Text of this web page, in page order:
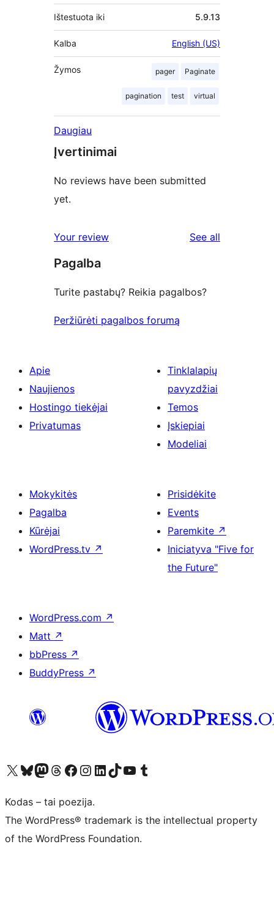
Ištestuota iki 5.9.13
Kalba English (US)
Žymos pager Paginate
pagination test virtual
Daugiau
Įvertinimai
No reviews have been submitted
yet.
Your review See all
Pagalba
Turite pastabų? Reikia pagalbos?
Peržiūrėti pagalbos forumą
Apie
Naujienos
Hostingo tiekėjai
Privatumas
Tinklalapių
pavyzdžiai
Temos
Įskiepiai
Modeliai
Mokykitės
Pagalba
Kūrėjai
WordPress.tv ↗
Prisidėkite
Events
Paremkite ↗
Iniciatyva "Five for
the Future"
WordPress.com ↗
Matt ↗
bbPress ↗
BuddyPress ↗
Visit our X (formerly Twitter) account
Apsilankykite mūsų Bluesky paskyroje
Visit our Mastodon account
Apsilankykite mūsų Threads paskyroje
Visit our Facebook page
Visit our Instagram account
Visit our LinkedIn account
Apsilankykite mūsų TikTok paskyroje
Visit our YouTube channel
Apsilankykite mūsų Tumblr paskyroje
Kodas – tai poezija.
The WordPress® trademark is the intellectual property
of the WordPress Foundation.